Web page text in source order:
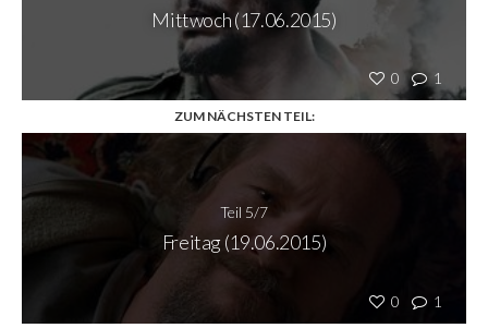
0 1
Mittwoch (17.06.2015)
ZUM NÄCHSTEN TEIL:
0 1
Teil 5/7
Freitag (19.06.2015)